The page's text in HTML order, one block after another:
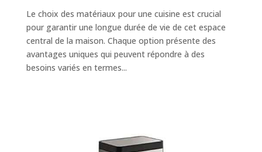
Le choix des matériaux pour une cuisine est crucial
pour garantir une longue durée de vie de cet espace
central de la maison. Chaque option présente des
avantages uniques qui peuvent répondre à des
besoins variés en termes...